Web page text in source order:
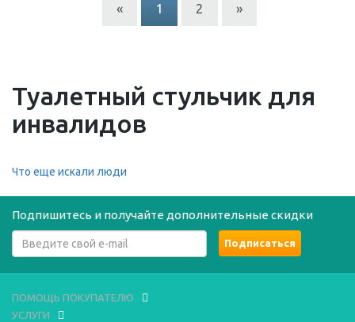
« 1 2 »
Туалетный стульчик для
инвалидов
Что еще искали люди
Подпишитесь и получайте дополнительные скидки
ПОМОЩЬ ПОКУПАТЕЛЮ
УСЛУГИ